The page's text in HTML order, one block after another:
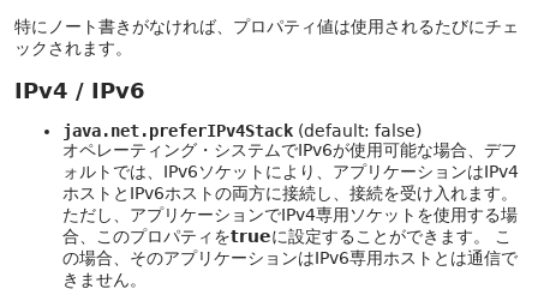
特にノート書きがなければ、プロパティ値は使用されるたびにチェ
ックされます。
IPv4 / IPv6
java.net.preferIPv4Stack (default: false)
オペレーティング・システムでIPv6が使用可能な場合、デフ
ォルトでは、IPv6ソケットにより、アプリケーションはIPv4
ホストとIPv6ホストの両方に接続し、接続を受け入れます。
ただし、アプリケーションでIPv4専用ソケットを使用する場
合、このプロパティをtrueに設定することができます。
こ
の場合、そのアプリケーションはIPv6専用ホストとは通信で
きません。